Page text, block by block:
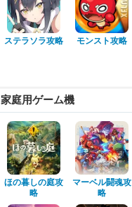
ステラソラ攻略 モンスト攻略
家庭用ゲーム機
ほの暮しの庭攻
略
マーベル闘魂攻
略